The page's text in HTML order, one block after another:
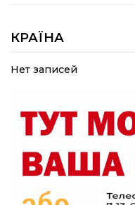
04 сер
прикордоння
19:36
Пишіть листи
19:29
30 лип
«Все
26-річного
20:06
Паливо по 100
КРАЇНА
Нет записей